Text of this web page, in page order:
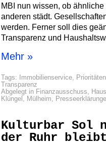
MBI nun wissen, ob ähnliche
anderen städt.
werden. Ferner soll dies
Transparenz und
Mehr »
Tags: Immobilienservice,
Transparenz
Abgelegt in Finanzausschuss,
Klüngel , Mülheim,
Kulturbar Sol
der Ruhr